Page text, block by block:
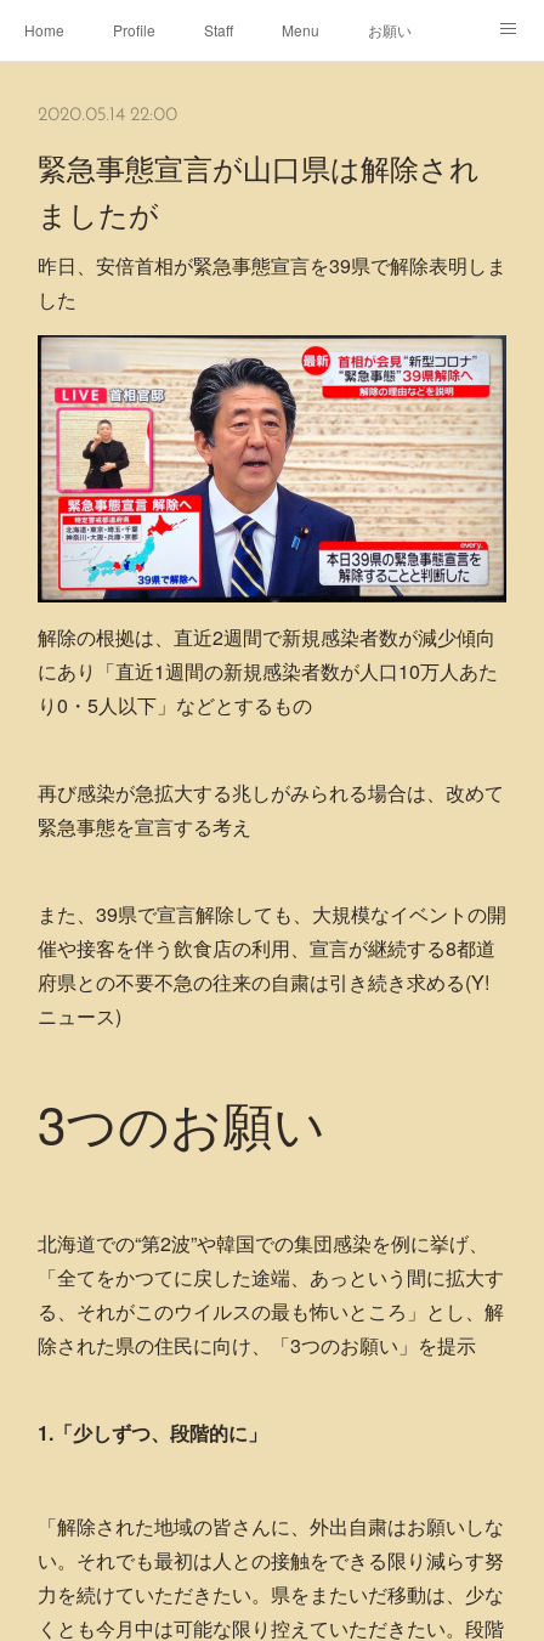
Home Profile Staff Menu お願い
2020.05.14 22:00
緊急事態宣言が山口県は解除され
ましたが
昨日、安倍首相が緊急事態宣言を39県で解除表明しま
した
解除の根拠は、直近2週間で新規感染者数が減少傾向
にあり「直近1週間の新規感染者数が人口10万人あた
り0・5人以下」などとするもの
再び感染が急拡大する兆しがみられる場合は、改めて
緊急事態を宣言する考え
また、39県で宣言解除しても、大規模なイベントの開
催や接客を伴う飲食店の利用、宣言が継続する8都道
府県との不要不急の往来の自粛は引き続き求める(Y!
ニュース)
3つのお願い
北海道での“第2波”や韓国での集団感染を例に挙げ、
「全てをかつてに戻した途端、あっという間に拡大す
る、それがこのウイルスの最も怖いところ」とし、解
除された県の住民に向け、「3つのお願い」を提示
1.「少しずつ、段階的に」
「解除された地域の皆さんに、外出自粛はお願いしな
い。それでも最初は人との接触をできる限り減らす努
力を続けていただきたい。県をまたいだ移動は、少な
くとも今月中は可能な限り控えていただきたい。段階